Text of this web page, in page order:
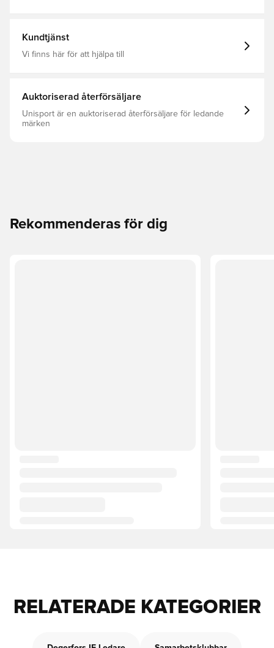
Kundtjänst
Vi finns här för att hjälpa till
Auktoriserad återförsäljare
Unisport är en auktoriserad återförsäljare för ledande
märken
Rekommenderas för dig
RELATERADE KATEGORIER